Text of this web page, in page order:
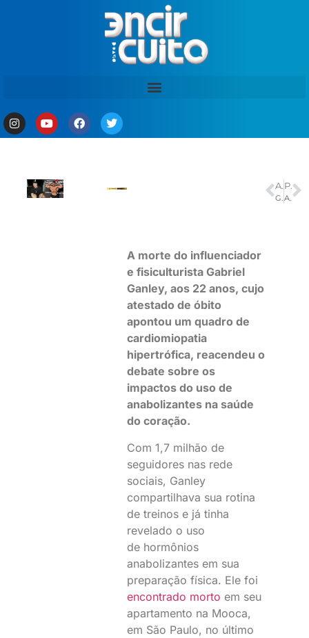
A morte do influenciador
e fisiculturista Gabriel
Ganley, aos 22 anos, cujo
atestado de óbito
apontou um quadro de
cardiomiopatia
hipertrófica, reacendeu o
debate sobre os
impactos do uso de
anabolizantes na saúde
do coração.
Com 1,7 milhão de
seguidores nas rede
sociais, Ganley
compartilhava sua rotina
de treinos e já tinha
revelado o uso
de hormônios
anabolizantes em sua
preparação física. Ele foi
encontrado morto em seu
apartamento na Mooca,
em São Paulo, no último
ANTERIOR
Governador Roberto Cidade recepciona presidente Lula em visita ao Amazonas
PRÓXIMO
Acordo evita uso do Fundo Social para socorro ao agronegócio